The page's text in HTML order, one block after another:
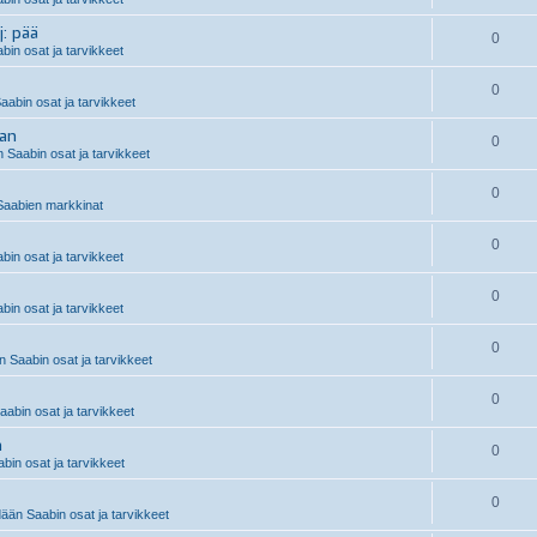
pää
osat ja tarvikkeet
0
osat ja tarvikkeet
0
Saabin osat ja tarvikkeet
0
markkinat
0
osat ja tarvikkeet
0
osat ja tarvikkeet
0
Saabin osat ja tarvikkeet
0
osat ja tarvikkeet
0
osat ja tarvikkeet
0
Saabin osat ja tarvikkeet
0